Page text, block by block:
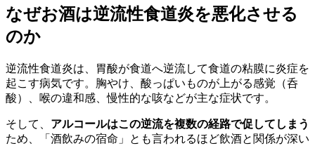
なぜお酒は逆流性食道炎を悪化させる
のか
逆流性食道炎は、胃酸が食道へ逆流して食道の粘膜に炎症を
起こす病気です。胸やけ、酸っぱいものが上がる感覚（呑
酸）、喉の違和感、慢性的な咳などが主な症状です。
そして、 アルコールはこの逆流を複数の経路で促してしまう
ため、「酒飲みの宿命」とも言われるほど飲酒と関係が深い